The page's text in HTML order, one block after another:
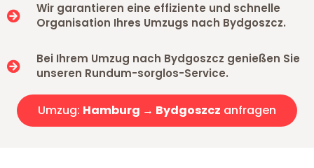
Wir garantieren eine effiziente und schnelle
Organisation Ihres Umzugs nach Bydgoszcz.
Bei Ihrem Umzug nach Bydgoszcz genießen Sie
unseren Rundum-sorglos-Service.
Umzug: Hamburg → Bydgoszcz anfragen